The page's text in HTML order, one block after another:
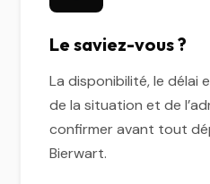
Le saviez-vous ?
La disponibilité, le délai
de la situation et de
confirmer avant tout
Bierwart.